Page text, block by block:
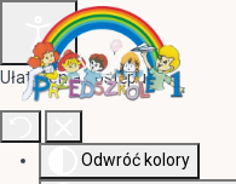
Ułatwienia dostępu
Odwróć kolory